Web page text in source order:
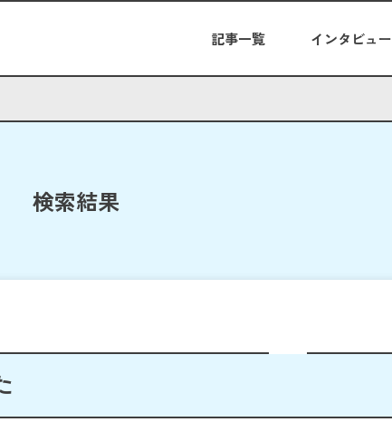
記事一覧 インタビュー
検索結果